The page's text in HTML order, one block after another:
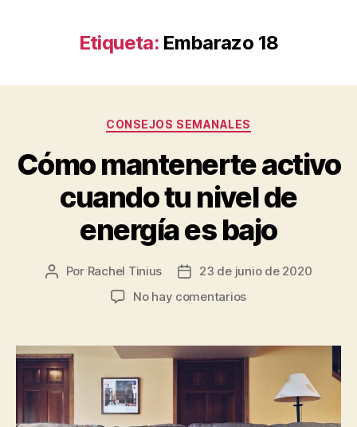
Etiqueta: Embarazo 18
Categorías
CONSEJOS SEMANALES
Cómo mantenerte activo
cuando tu nivel de
energía es bajo
Autor
Por Rachel Tinius
Fecha23 de junio de 2020
No hay comentariosen
activo
nivel
de